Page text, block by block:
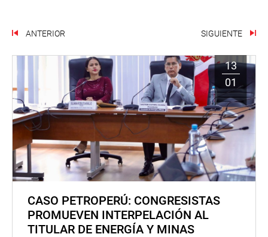
ANTERIOR SIGUIENTE
13
01
CASO PETROPERÚ: CONGRESISTAS
PROMUEVEN INTERPELACIÓN AL
TITULAR DE ENERGÍA Y MINAS